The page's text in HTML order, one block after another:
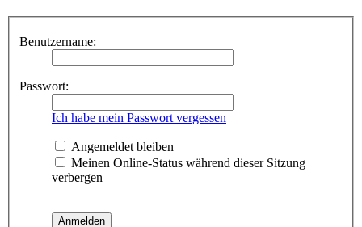
Benutzername:
Passwort:
Ich habe mein Passwort vergessen
Angemeldet bleiben
Meinen Online-Status während dieser Sitzung
verbergen